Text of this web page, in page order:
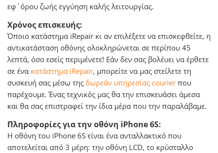
εφ΄όρου ζωής εγγύηση καλής λειτουργίας.
Χρόνος επισκευής:
Όποιο κατάστημα iRepair κι αν επιλέξετε να επισκεφθείτε, η
αντικατάσταση οθόνης ολοκληρώνεται σε περίπου 45
λεπτά, όσο εσείς περιμένετε! Εάν δεν σας βολέυει να έρθετε
σε ένα κατάστημα iRepair, μπορείτε να μας στείλετε τη
συσκευή σας μέσω της δωρεάν υπηρεσίας courier που
παρέχουμε. Ένας τεχνικός μας θα την επισκευάσει άμεσα
και θα σας επιστραφεί την ίδια μέρα που την παραλάβαμε.
Πληροφορίες για την οθόνη iPhone 6S:
Η οθόνη του iPhone 6S είναι ένα ανταλλακτικό που
αποτελείται από 3 μέρη: την οθόνη LCD, το κρύσταλλο